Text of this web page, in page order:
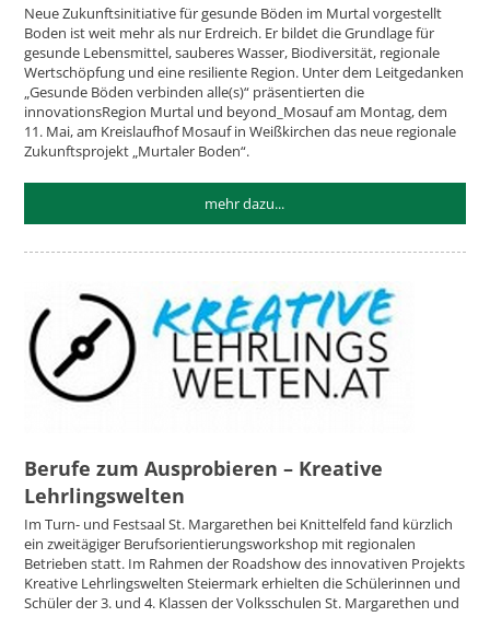
Neue Zukunftsinitiative für gesunde Böden im Murtal vorgestellt
Boden ist weit mehr als nur Erdreich. Er bildet die Grundlage für
gesunde Lebensmittel, sauberes Wasser, Biodiversität, regionale
Wertschöpfung und eine resiliente Region. Unter dem Leitgedanken
„Gesunde Böden verbinden alle(s)“ präsentierten die
innovationsRegion Murtal und beyond_Mosauf am Montag, dem
11. Mai, am Kreislaufhof Mosauf in Weißkirchen das neue regionale
Zukunftsprojekt „Murtaler Boden“.
mehr dazu...
Berufe zum Ausprobieren – Kreative
Lehrlingswelten
Im Turn- und Festsaal St. Margarethen bei Knittelfeld fand kürzlich
ein zweitägiger Berufsorientierungsworkshop mit regionalen
Betrieben statt. Im Rahmen der Roadshow des innovativen Projekts
Kreative Lehrlingswelten Steiermark erhielten die Schülerinnen und
Schüler der 3. und 4. Klassen der Volksschulen St. Margarethen und